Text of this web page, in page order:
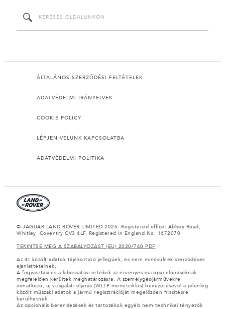
ÁLTALÁNOS SZERZŐDÉSI FELTÉTELEK
ADATVÉDELMI IRÁNYELVEK
COOKIE POLICY
LÉPJEN VELÜNK KAPCSOLATBA
ADATVÉDELMI POLITIKA
© JAGUAR LAND ROVER LIMITED 2026: Registered office: Abbey Road,
Whitley, Coventry CV3 4LF. Registered in England No: 1672070
TEKINTSE MEG A SZABÁLYOZÁST (EU) 2020/740 PDF
Az itt közölt adatok tájékoztató jellegűek, és nem minősülnek szerződéses
ajánlattételnek.
A fogyasztási és a kibocsátási értékek az érvényes európai előírásoknak
megfelelően kerültek meghatározásra. A személygépjárművekre
vonatkozó, új vizsgálati eljárás (WLTP menetciklus) bevezetésével a jelenleg
közölt műszaki adatok a jármű regisztrációját megelőzően frissítésre
kerülhetnek
Az opcionális berendezések és tartozékok egyéb nem technikai tényezők